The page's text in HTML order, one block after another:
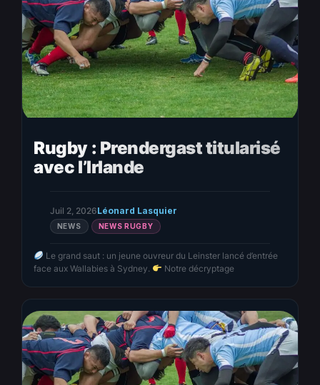
Rugby : Prendergast titularisé
avec l’Irlande
Juil 2, 2026Léonard Lasquier
NEWS NEWS RUGBY
Le grand saut : un jeune ouvreur du Leinster lancé d’entrée
face aux Wallabies à Sydney.
Notre décryptage